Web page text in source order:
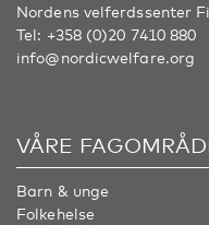
Nordens velferdssenter
Tel: +358 (0)20 7410 880
info@nordicwelfare.org
VÅRE
Barn & unge
Folkehelse